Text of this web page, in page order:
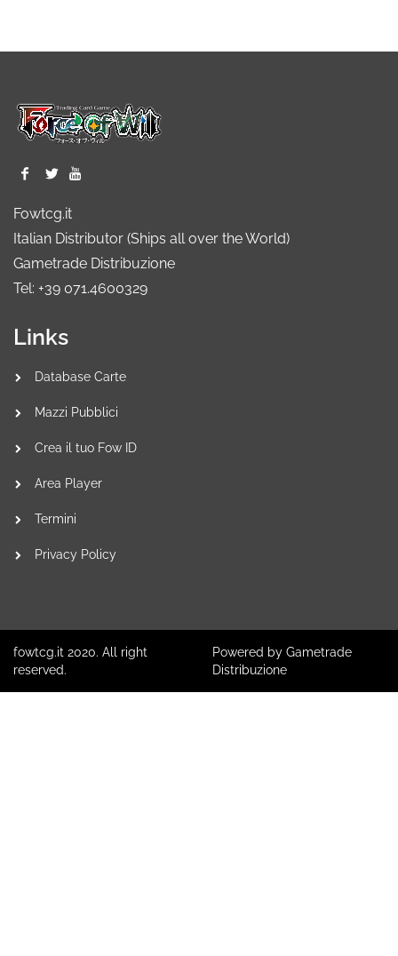
Fowtcg.it
Italian Distributor (Ships all over the World)
Gametrade Distribuzione
Tel: +39 071.4600329
Links
Database Carte
Mazzi Pubblici
Crea il tuo Fow ID
Area Player
Termini
Privacy Policy
fowtcg.it 2020. All right
reserved.
Powered by Gametrade
Distribuzione